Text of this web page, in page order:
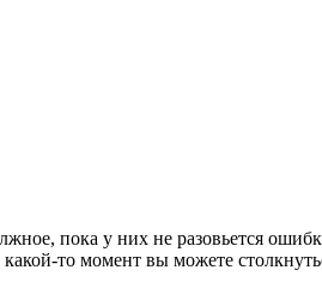
пока у них не разовьется
то момент вы можете